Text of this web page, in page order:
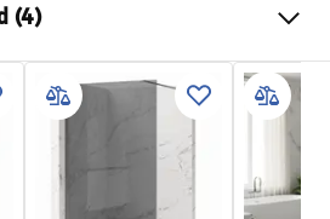
Termostaatiline
Avatud
(4)